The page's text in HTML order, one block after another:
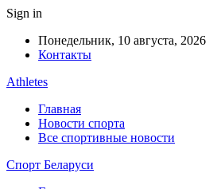
Sign in
Понедельник, 10 августа, 2026
Контакты
Athletes
Главная
Новости спорта
Все спортивные новости
Спорт Беларуси